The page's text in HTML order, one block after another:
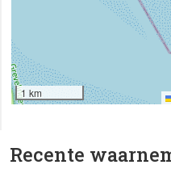
Recente
1 km